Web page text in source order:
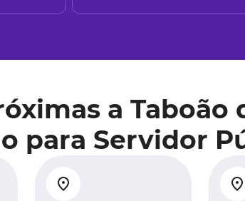
a
para Servidor